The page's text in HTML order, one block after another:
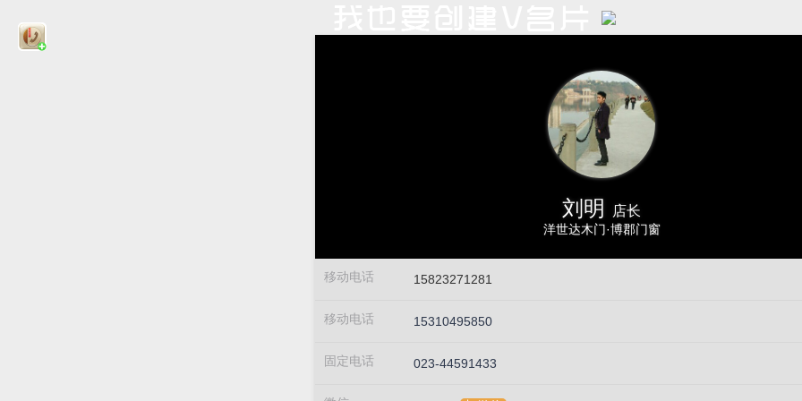
刘明 店长
洋世达木门·博郡门窗
移动电话 15823271281
移动电话 15310495850
固定电话 023-44591433